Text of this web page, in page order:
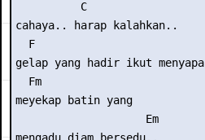
          C
cahaya.. harap kalahkan..
  F
gelap yang hadir ikut menyapa
  Fm
meyekap batin yang
                    Em